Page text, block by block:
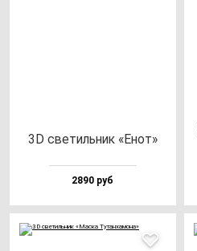
3D све­тиль­ник «Енот»
2890 руб